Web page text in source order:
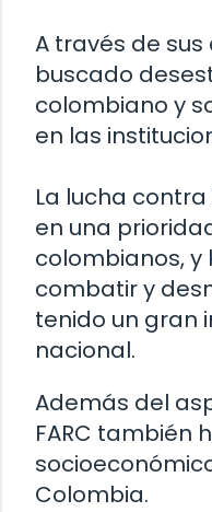
A través de
buscado
colombiano y
en las
La lucha contra
en una
colombianos, y
combatir y
tenido un gran
nacional.
Además del
FARC también
Colombia.